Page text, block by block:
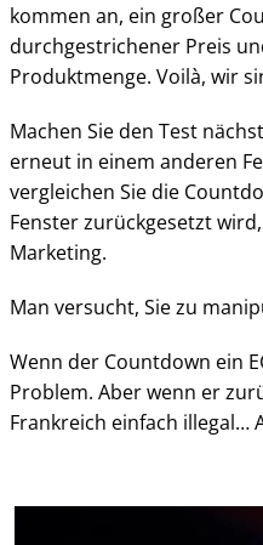
kommen an, ein großer
durchgestrichener Preis
Produktmenge. Voilà, wir
Machen Sie den Test
erneut in einem anderen
vergleichen Sie die
Fenster zurückgesetzt
Marketing.
Man versucht, Sie zu
Wenn der Countdown ein
Problem. Aber wenn er
Frankreich einfach illegal…